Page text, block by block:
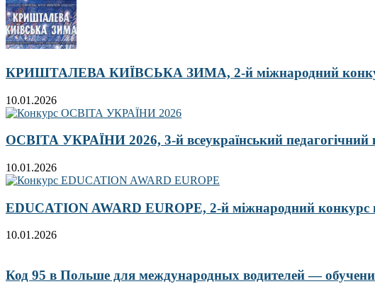
КРИШТАЛЕВА КИЇВСЬКА ЗИМА, 2-й міжнародний
10.01.2026
ОСВІТА УКРАЇНИ 2026, 3-й всеукраїнський педагогічний
10.01.2026
EDUCATION AWARD EUROPE, 2-й міжнародний конкурс
10.01.2026
Код 95 в Польше для международных водителей —